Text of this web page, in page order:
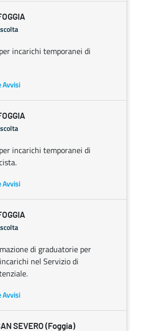
incarichi temporanei di
Avvisi
incarichi temporanei di
Avvisi
di graduatorie per
nel Servizio di
Avvisi
SEVERO (Foggia)